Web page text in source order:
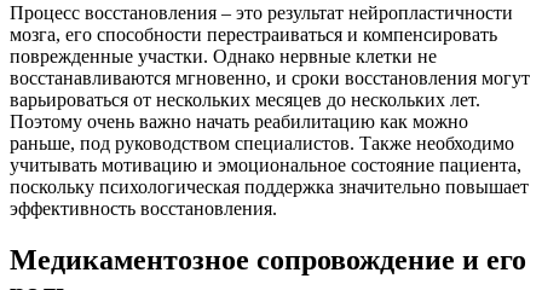
Процесс восстановления – это результат нейропластичности
мозга, его способности перестраиваться и компенсировать
поврежденные участки. Однако нервные клетки не
восстанавливаются мгновенно, и сроки восстановления могут
варьироваться от нескольких месяцев до нескольких лет.
Поэтому очень важно начать реабилитацию как можно
раньше, под руководством специалистов. Также необходимо
учитывать мотивацию и эмоциональное состояние пациента,
поскольку психологическая поддержка значительно повышает
эффективность восстановления.
Медикаментозное сопровождение и его